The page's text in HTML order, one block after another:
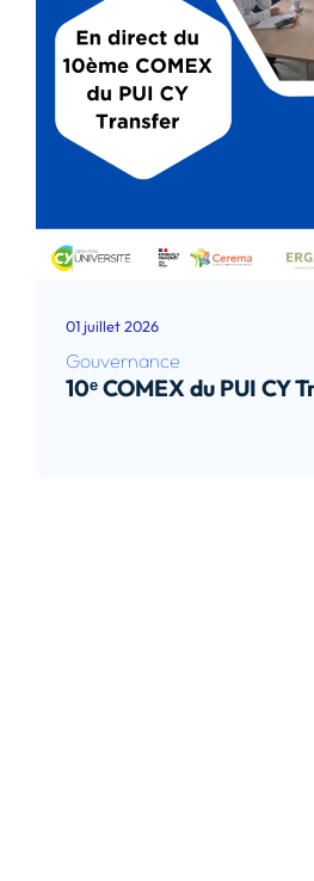
01 juillet 2026
Gouvernance
10ᵉ COMEX du PUI CY